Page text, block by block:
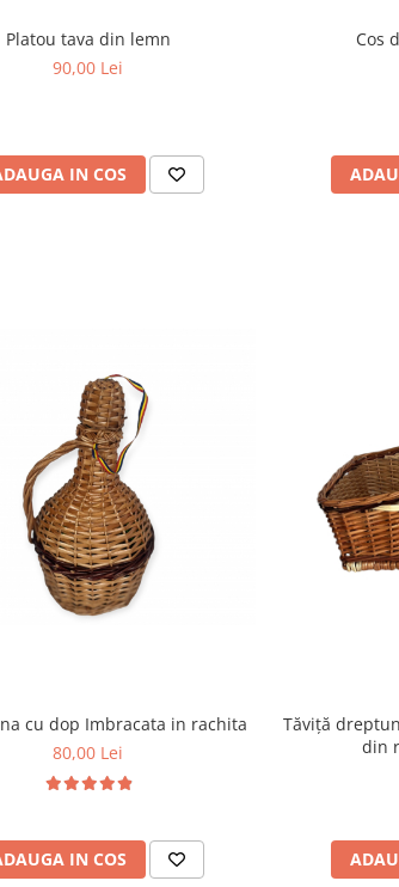
Platou tava din lemn
90,00 Lei
IN COS
Cos
cu dop Imbracata in rachita
80,00 Lei
IN COS
Tăviță
din